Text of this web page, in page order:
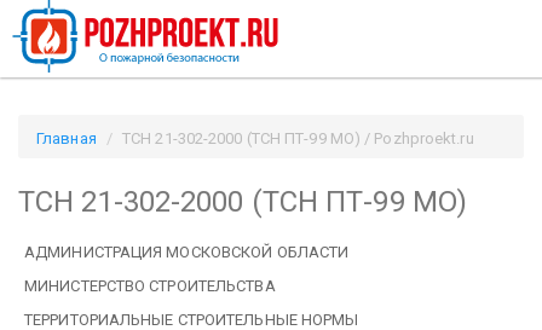
Главная ТСН 21-302-2000 (ТСН ПТ-99 МО) / Pozhproekt.ru
ТСН 21-302-2000 (ТСН ПТ-99 МО)
АДМИНИСТРАЦИЯ МОСКОВСКОЙ ОБЛАСТИ
МИНИСТЕРСТВО СТРОИТЕЛЬСТВА
ТЕРРИТОРИАЛЬНЫЕ СТРОИТЕЛЬНЫЕ НОРМЫ